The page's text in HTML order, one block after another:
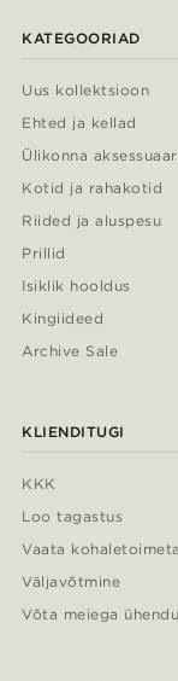
KATEGOORIAD
Uus kollektsioon
Ehted ja kellad
Ülikonna
Kotid ja rahakotid
Riided ja aluspesu
Prillid
Isiklik hooldus
Kingiideed
Archive Sale
KLIENDITUGI
KKK
Loo tagastus
Vaata
Väljavõtmine
Võta meiega